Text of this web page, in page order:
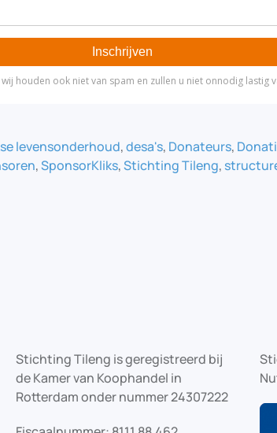
levensonderhoud,desa's, Donateurs,
,SponsorKliks,Stichting Tileng,
Stichting Tileng is geregistreerd bij
de Kamer van Koophandel in
Rotterdam onder nummer 24307222